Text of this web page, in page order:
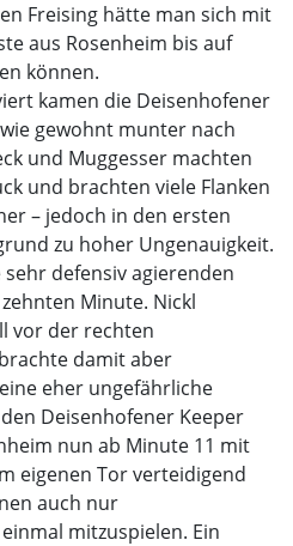
Freising hätte man sich mit
aus Rosenheim bis auf
können.
kamen die Deisenhofener
gewohnt munter nach
und Muggesser machten
und brachten viele Flanken
– jedoch in den ersten
zu hoher Ungenauigkeit.
defensiv agierenden
Minute. Nickl
vor der rechten
damit aber
eher ungefährliche
Deisenhofener Keeper
nun ab Minute 11 mit
eigenen Tor verteidigend
auch nur
mitzuspielen. Ein